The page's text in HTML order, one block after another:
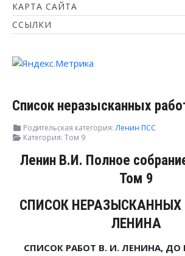
КАРТА САЙТА
ССЫЛКИ
Список неразысканных
Родительская категория:Ленин ПСС
Категория: Том 9
Ленин В.И. Полное
Том 9
СПИСОК НЕРАЗЫСКАННЫХ
ЛЕНИНА
СПИСОК РАБОТ В. И. ЛЕНИНА,